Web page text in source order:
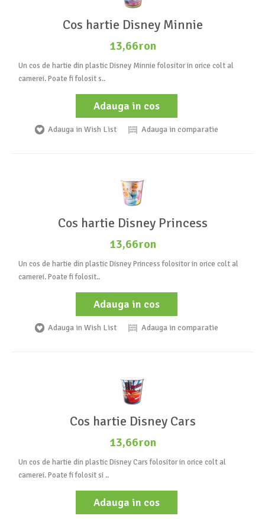
Cos hartie Disney Minnie
13,66ron
Un cos de hartie din plastic Disney Minnie folositor in orice colt al
camerei. Poate fi folosit s..
Adauga in cos
Adauga in Wish List Adauga in comparatie
Cos hartie Disney Princess
13,66ron
Un cos de hartie din plastic Disney Princess folositor in orice colt al
camerei. Poate fi folosit..
Adauga in cos
Adauga in Wish List Adauga in comparatie
Cos hartie Disney Cars
13,66ron
Un cos de hartie din plastic Disney Cars folositor in orice colt al
camerei. Poate fi folosit si ..
Adauga in cos